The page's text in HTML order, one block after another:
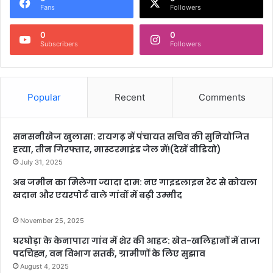
Fans Followers
0
Subscribers
0
Followers
Popular Recent Comments
सनसनीखेज खुलासा: रायगढ़ में पंचायत सचिव की सुनियोजित
हत्या, तीन गिरफ्तार, मास्टरमाइंड जेल में!(देखें वीडियो)
July 31, 2025
अब जमीन का मिलेगा ज्यादा दाम: नए गाइडलाइन रेट से कोयला
खदान और एयरपोर्ट वाले गांवों में बढ़ी उम्मीद
November 25, 2025
घरघोड़ा के केनापारा गांव में शेर की आहट: खेत-खलिहानों में ताजा
पदचिह्न, वन विभाग सतर्क, ग्रामीणों के लिए सुझाव
August 4, 2025